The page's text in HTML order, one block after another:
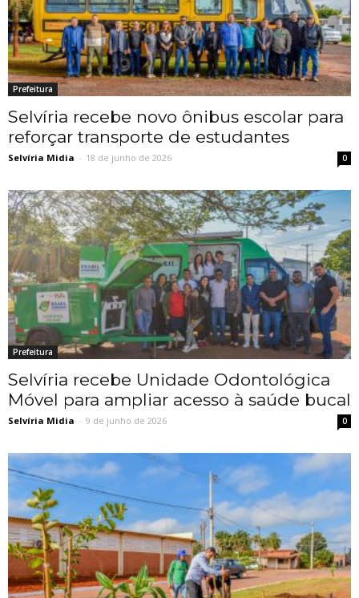
Prefeitura
Selvíria recebe novo ônibus escolar para
reforçar transporte de estudantes
Selvíria Midia - 18 de junho de 2026 0
Prefeitura
Selvíria recebe Unidade Odontológica
Móvel para ampliar acesso à saúde bucal
Selvíria Midia - 9 de junho de 2026 0